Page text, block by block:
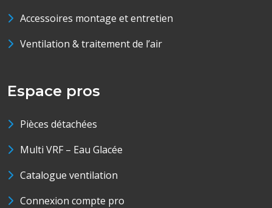
Accessoires montage et entretien
Ventilation & traitement de l’air
Espace pros
Pièces détachées
Multi VRF – Eau Glacée
Catalogue ventilation
Connexion compte pro